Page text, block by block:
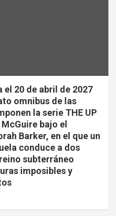
el 20 de abril de 2027
omnibus de las
la serie THE UP
McGuire bajo el
Barker, en el que un
conduce a dos
subterráneo
imposibles y